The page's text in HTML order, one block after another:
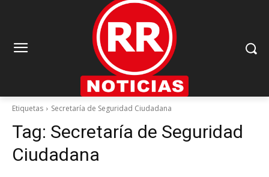
Etiquetas Secretaría de Seguridad Ciudadana
Tag: Secretaría de Seguridad
Ciudadana